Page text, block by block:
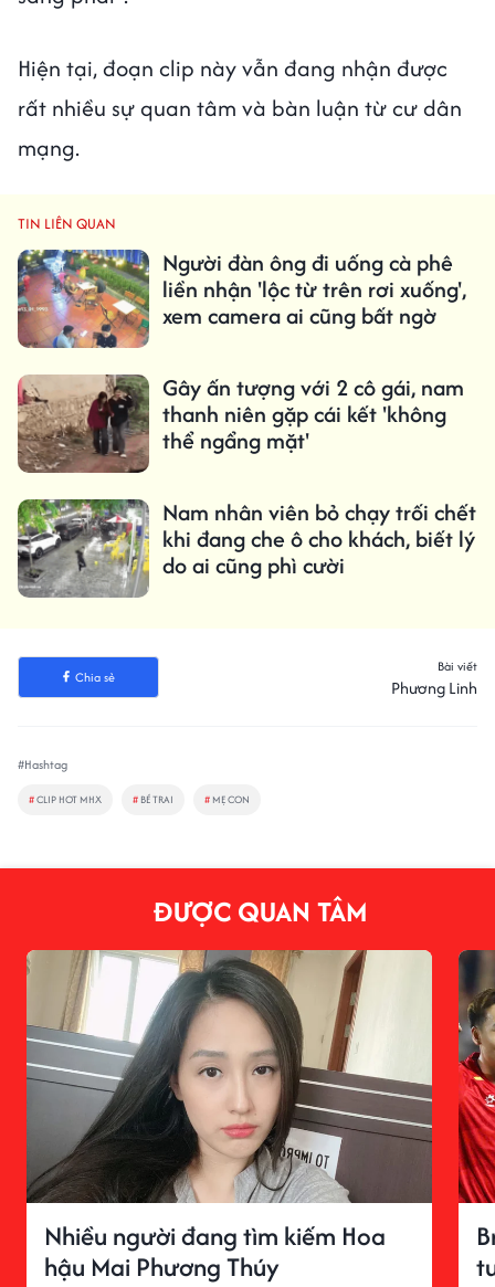
Hiện tại, đoạn clip này vẫn đang nhận được
rất nhiều sự quan tâm và bàn luận từ cư dân
mạng.
TIN LIÊN QUAN
Người đàn ông đi uống cà phê
liền nhận 'lộc từ trên rơi xuống',
xem camera ai cũng bất ngờ
Gây ấn tượng với 2 cô gái, nam
thanh niên gặp cái kết 'không
thể ngẩng mặt'
Nam nhân viên bỏ chạy trối chết
khi đang che ô cho khách, biết lý
do ai cũng phì cười
Chia sẻ
Bài viết
Phương Linh
#Hashtag
#CLIP HOT MHX # BÉ TRAI # MẸ CON
ĐƯỢC QUAN TÂM
Nhiều người đang tìm kiếm Hoa
hậu Mai Phương Thúy